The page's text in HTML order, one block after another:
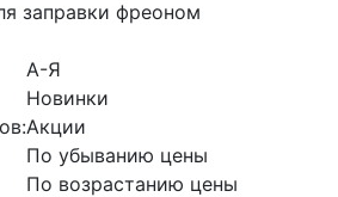
заправки фреоном
А-Я
Новинки
Акции
По убыванию цены
По возрастанию цены